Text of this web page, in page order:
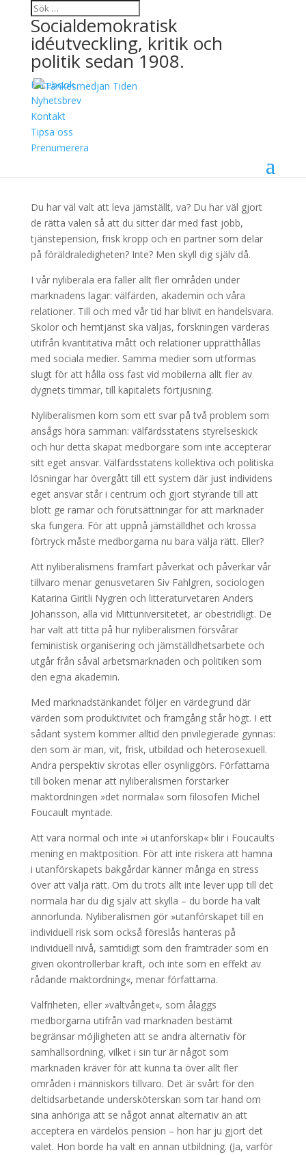
Socialdemokratisk
idéutveckling, kritik och
politik sedan 1908.
Facebook
Nyhetsbrev
Kontakt
Tipsa oss
Prenumerera
Knivskarp analys av
marknaden och
feminismen
Du har väl valt att leva jämställt, va? Du har väl gjort
de rätta valen så att du sitter där med fast jobb,
tjänstepension, frisk kropp och en partner som delar
på föräldraledigheten? Inte? Men skyll dig själv då.
I vår nyliberala era faller allt fler områden under
marknadens lagar: välfärden, akademin och våra
relationer. Till och med vår tid har blivit en handelsvara.
Skolor och hemtjänst ska väljas, forskningen värderas
utifrån kvantitativa mått och relationer upprätthållas
med sociala medier. Samma medier som utformas
slugt för att hålla oss fast vid mobilerna allt fler av
dygnets timmar, till kapitalets förtjusning.
Nyliberalismen kom som ett svar på två problem som
ansågs höra samman: välfärdsstatens styrelseskick
och hur detta skapat medborgare som inte accepterar
sitt eget ansvar. Välfärdsstatens kollektiva och politiska
lösningar har övergått till ett system där just individens
eget ansvar står i centrum och gjort styrande till att
blott ge ramar och förutsättningar för att marknader
ska fungera. För att uppnå jämställdhet och krossa
förtryck måste medborgarna nu bara välja rätt. Eller?
Att nyliberalismens framfart påverkat och påverkar vår
tillvaro menar genusvetaren Siv Fahlgren, sociologen
Katarina Giritli Nygren och litteraturvetaren Anders
Johansson, alla vid Mittuniversitetet, är obestridligt. De
har valt att titta på hur nyliberalismen försvårar
feministisk organisering och jämställdhetsarbete och
utgår från såväl arbetsmarknaden och politiken som
den egna akademin.
Med marknadstänkandet följer en värdegrund där
värden som produktivitet och framgång står högt. I ett
sådant system kommer alltid den privilegierade gynnas:
den som är man, vit, frisk, utbildad och heterosexuell.
Andra perspektiv skrotas eller osynliggörs. Författarna
till boken menar att nyliberalismen förstärker
maktordningen »det normala« som filosofen Michel
Foucault myntade.
Att vara normal och inte »i utanförskap« blir i Foucaults
mening en maktposition. För att inte riskera att hamna
i utanförskapets bakgårdar känner många en stress
över att välja rätt. Om du trots allt inte lever upp till det
normala har du dig själv att skylla – du borde ha valt
annorlunda. Nyliberalismen gör »utanförskapet till en
individuell risk som också föreslås hanteras på
individuell nivå, samtidigt som den framträder som en
given okontrollerbar kraft, och inte som en effekt av
rådande maktordning«, menar författarna.
Valfriheten, eller »valtvånget«, som åläggs
medborgarna utifrån vad marknaden bestämt
begränsar möjligheten att se andra alternativ för
samhällsordning, vilket i sin tur är något som
marknaden kräver för att kunna ta över allt fler
områden i människors tillvaro. Det är svårt för den
deltidsarbetande undersköterskan som tar hand om
sina anhöriga att se något annat alternativ än att
acceptera en värdelös pension – hon har ju gjort det
valet. Hon borde ha valt en annan utbildning. (Ja, varför